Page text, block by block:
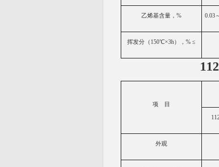
乙烯基含量， % 0.03
挥发分（ 150℃×3h）， % ≤
112
项
目
外观